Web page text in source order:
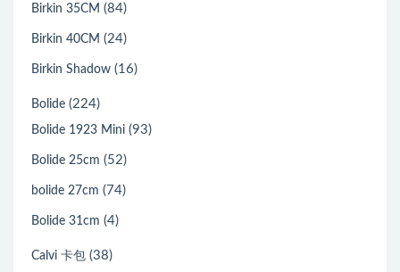
Birkin 35CM (84)
Birkin 40CM (24)
Birkin Shadow (16)
Bolide (224)
Bolide 1923 Mini (93)
Bolide 25cm (52)
bolide 27cm (74)
Bolide 31cm (4)
Calvi 卡包 (38)